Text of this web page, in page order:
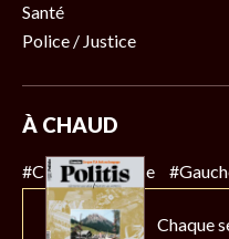
Santé
Police / Justice
À CHAUD
#Climat #Police
Chaque